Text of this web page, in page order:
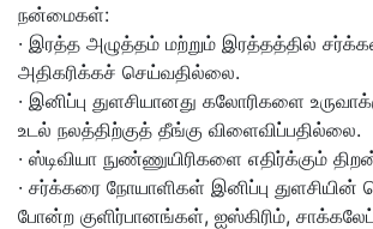
நன்மைகள்:
· இரத்த அழுத்தம் மற்றும் இரத்தத்தில்
அதிகரிக்கச் செய்வதில்லை.
· இனிப்பு துளசியானது கலோரிகளை
உடல் நலத்திற்குத் தீங்கு விளைவிப்பதில்லை.
· ஸ்டிவியா நுண்ணுயிரிகளை எதிர்க்கும்
· சர்க்கரை நோயாளிகள் இனிப்பு துளசியின்
போன்ற குளிர்பானங்கள், ஐஸ்கிரிம்,